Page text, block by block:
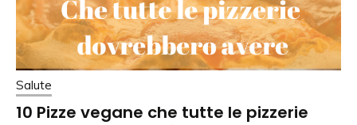
Salute
10 Pizze vegane che tutte le pizzerie